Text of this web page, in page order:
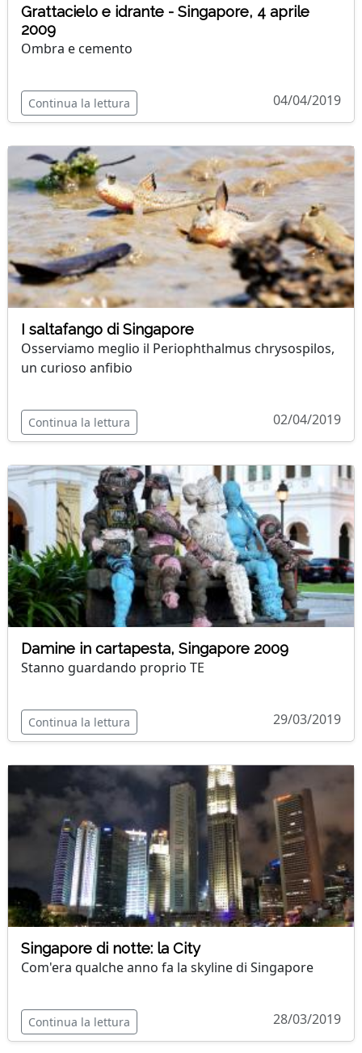
Grattacielo e idrante - Singapore, 4 aprile
2009
Ombra e cemento
Continua la lettura 04/04/2019
I saltafango di Singapore
Osserviamo meglio il Periophthalmus chrysospilos,
un curioso anfibio
Continua la lettura 02/04/2019
Damine in cartapesta, Singapore 2009
Stanno guardando proprio TE
Continua la lettura 29/03/2019
Singapore di notte: la City
Com'era qualche anno fa la skyline di Singapore
Continua la lettura 28/03/2019